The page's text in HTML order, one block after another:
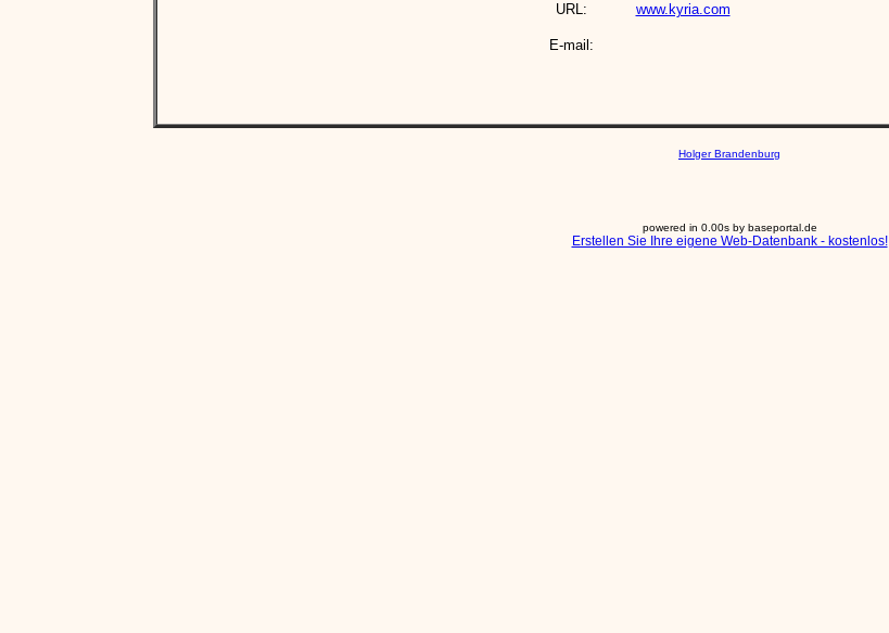
URL: www.kyria.com
E-mail:
Holger Brandenburg
powered in 0.00s by baseportal.de
Erstellen Sie Ihre eigene Web-Datenbank - kostenlos!